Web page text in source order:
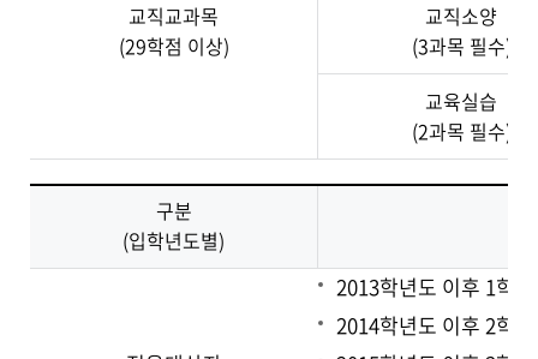
교직교과목
(29학점 이상)
교직소양
(3과목 필수)
교육실습
(2과목 필수)
구분
(입학년도별)
2013학년도 이후 1학
2014학년도 이후 2학